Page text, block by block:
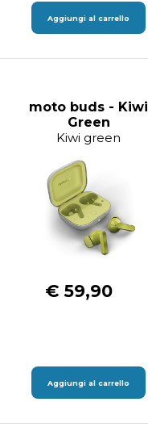
Aggiungi al carrello
moto buds - Kiwi
Green
Kiwi green
€ 59,90
Aggiungi al carrello